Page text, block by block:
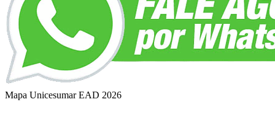
Mapa Unicesumar EAD 2026